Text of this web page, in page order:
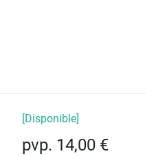
[Disponible]
pvp. 14,00 €